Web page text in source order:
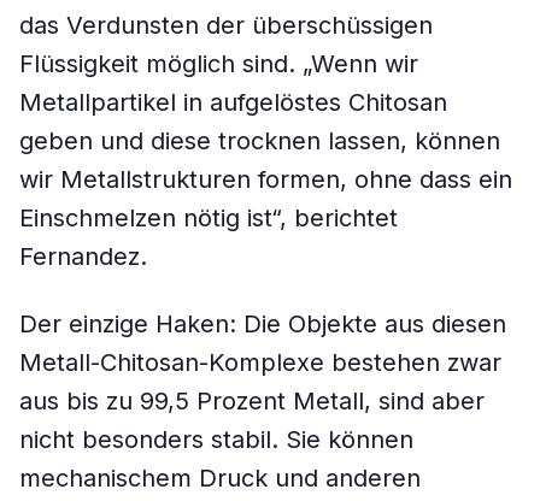
das Verdunsten der überschüssigen
Flüssigkeit möglich sind. „Wenn wir
Metallpartikel in aufgelöstes Chitosan
geben und diese trocknen lassen, können
wir Metallstrukturen formen, ohne dass ein
Einschmelzen nötig ist“, berichtet
Fernandez.
Der einzige Haken: Die Objekte aus diesen
Metall-Chitosan-Komplexe bestehen zwar
aus bis zu 99,5 Prozent Metall, sind aber
nicht besonders stabil. Sie können
mechanischem Druck und anderen